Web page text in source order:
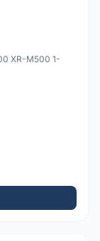
XR-M500 1-